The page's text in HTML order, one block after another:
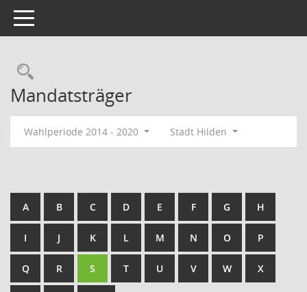
Toggle navigation
Rechercheauswahl
Mandatsträger
Wahlperiode 2014 - 2020 Stadt Hilden
A B C D E F G H
I J K L M N O P
Q R S T U V W X